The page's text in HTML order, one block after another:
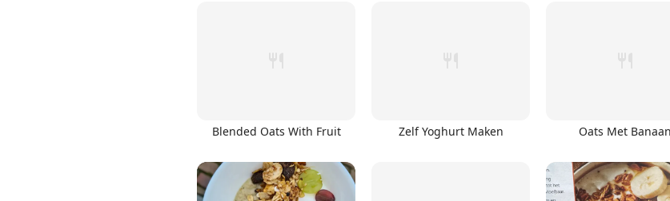
Blended Oats With Fruit Zelf Yoghurt Maken Oats Met Banaan